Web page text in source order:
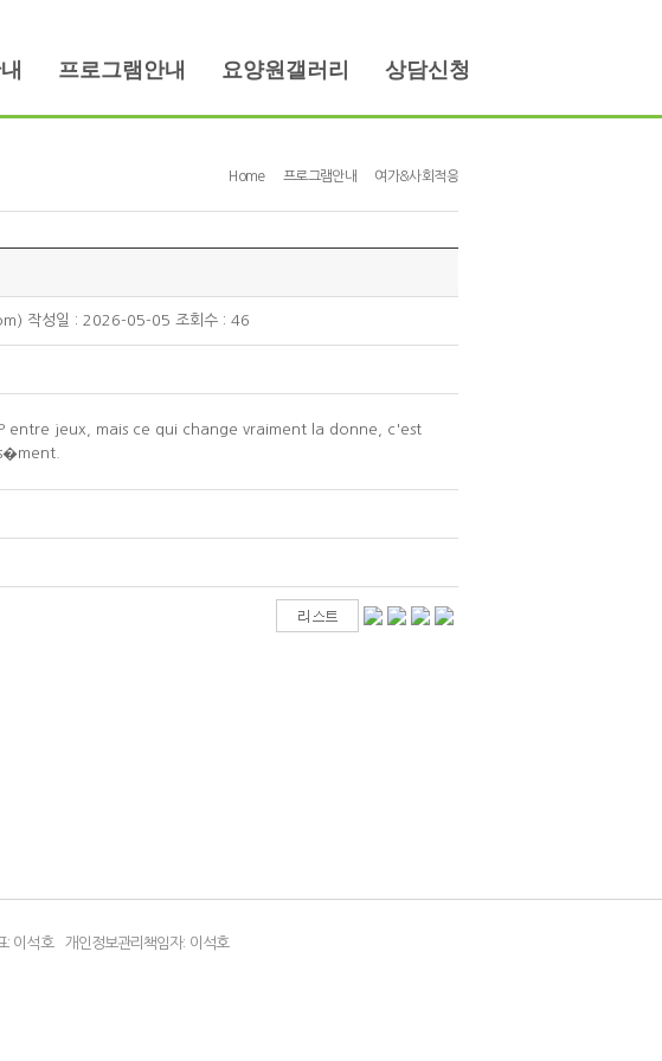
프로그램안내 요양원갤러리 상담신청
Home 프로그램안내 여가&사회적응
작성일 : 2026-05-05 조회수 : 46
jeux, mais ce qui change vraiment la donne, c'est
: 이석호
개인정보관리책임자: 이석호